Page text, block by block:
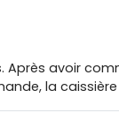
avoir
la